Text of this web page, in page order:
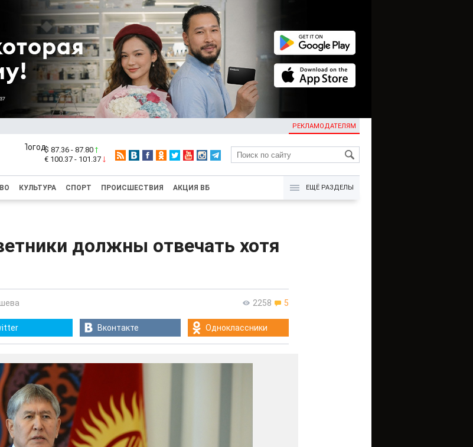
РЕКЛАМОДАТЕЛЯМ
KG
$ 87.36 - 87.80
€ 100.37 - 101.37
КУЛЬТУРА СПОРТ ПРОИСШЕСТВИЯ АКЦИЯ ВБ ЕЩЁ РАЗДЕЛЫ
должны отвечать хотя
2258 5
Вконтакте Одноклассники